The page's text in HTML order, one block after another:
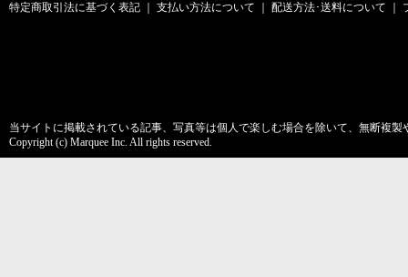
特定商取引法に基づく表記
支払い方法について 配送方法･送料について
当サイトに掲載されている記事、写真等は個人で楽しむ場合を除いて、無断複
Copyright (c) Marquee Inc. All rights reserved.